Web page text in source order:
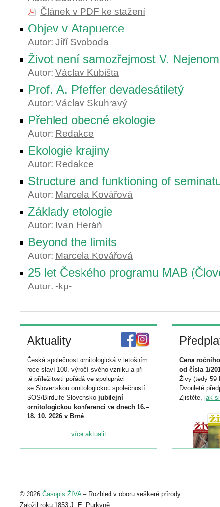
Článek v PDF ke stažení
Objev v Atapuerce
Autor: Jiří Svoboda
Život není samozřejmost V.
Autor: Václav Kubišta
Prof. A. Pfeffer devadesátiletý
Autor: Václav Skuhravý
Přehled obecné ekologie
Autor: Redakce
Ekologie krajiny
Autor: Redakce
Structure and funktioning of
Autor: Marcela Kovářová
Základy etologie
Autor: Ivan Heráň
Beyond the limits
Autor: Marcela Kovářová
25 let Českého programu MAB
Autor: -kp-
Aktuality
Česká společnost ornitologická v letošním
roce slaví 100. výročí svého vzniku a při
té příležitosti pořádá ve spolupráci
se Slovenskou ornitologickou společností
SOS/BirdLife Slovensko jubilejní
ornitologickou konferenci ve dnech 16.–
18. 10. 2026 v Brně.
Podrobnější informace ke konferenci
Registrovat se můžete do 6. září.
abstraktu přihlášené přednášky nebo
posteru je už 30. června.
... více aktualit ...
Cena
od čísla 1/
Živy (tedy 59
Dvouleté
Zjistěte, jak
© 2026 Časopis ŽIVA– Rozhled v oboru veškeré přírody.
Založil roku 1853 J. E. Purkyně.